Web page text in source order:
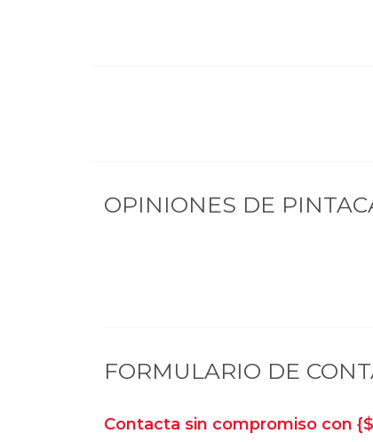
OPINIONES DE
FORMULARIO DE
Contacta sin compromiso con